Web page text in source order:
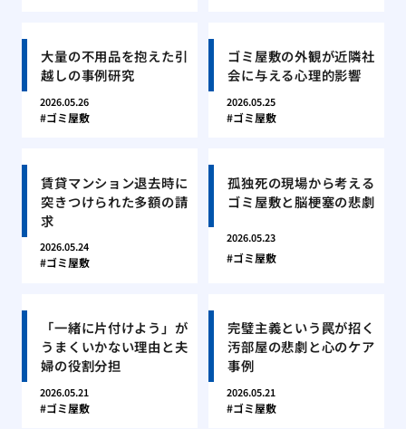
大量の不用品を抱えた引
越しの事例研究
2026.05.26
ゴミ屋敷
ゴミ屋敷の外観が近隣社
会に与える心理的影響
2026.05.25
ゴミ屋敷
賃貸マンション退去時に
突きつけられた多額の請
求
2026.05.24
ゴミ屋敷
孤独死の現場から考える
ゴミ屋敷と脳梗塞の悲劇
2026.05.23
ゴミ屋敷
「一緒に片付けよう」が
うまくいかない理由と夫
婦の役割分担
2026.05.21
ゴミ屋敷
完璧主義という罠が招く
汚部屋の悲劇と心のケア
事例
2026.05.21
ゴミ屋敷